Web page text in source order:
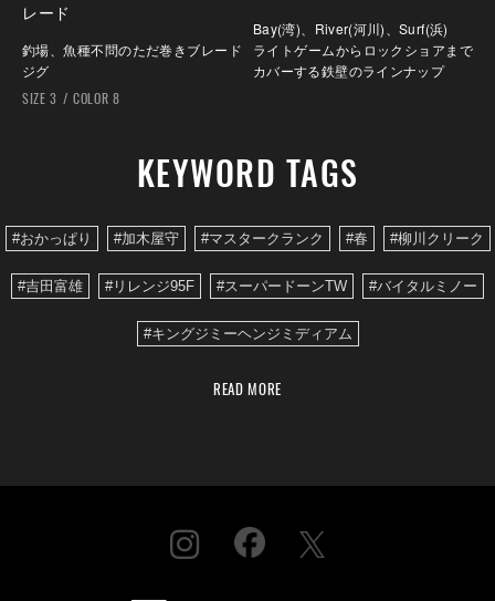
レード
釣場、魚種不問のただ巻きブレード
ジグ
SIZE 3 COLOR 8
Bay(湾)、River(河川)、Surf(浜)
ライトゲームからロックショアまで
カバーする鉄壁のラインナップ
KEYWORD TAGS
#おかっぱり #加木屋守 #マスタークランク #春 #柳川クリーク
#吉田富雄 #リレンジ95F #スーパードーンTW #バイタルミノー
#キングジミーヘンジミディアム
READ MORE